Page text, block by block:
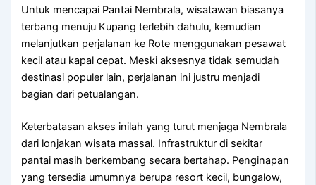
Untuk mencapai Pantai Nembrala, wisatawan biasanya
terbang menuju Kupang terlebih dahulu, kemudian
melanjutkan perjalanan ke Rote menggunakan pesawat
kecil atau kapal cepat. Meski aksesnya tidak semudah
destinasi populer lain, perjalanan ini justru menjadi
bagian dari petualangan.
Keterbatasan akses inilah yang turut menjaga Nembrala
dari lonjakan wisata massal. Infrastruktur di sekitar
pantai masih berkembang secara bertahap. Penginapan
yang tersedia umumnya berupa resort kecil, bungalow,